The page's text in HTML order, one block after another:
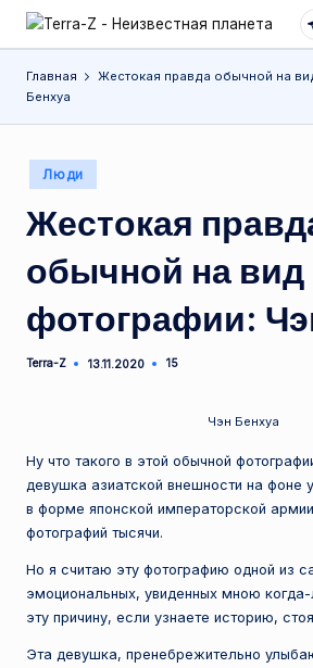
Перейти
содержимому
T
e
a
-
-
Н
е
в
е
с
т
н
а
история,
Главная
Жестокая правда обычной на
Бенхуа
Опубликовано
в
Люди
Жестокая
обычной на вид
фотографии:
Запись
Terra-Z 13.11.2020 15
Чэн Бенхуа
Ну что такого в этой обычной
девушка азиатской внешности на фоне
в форме японской императорской
фотографий тысячи.
Но я считаю эту фотографию одной из
эмоциональных, увиденных мною
эту причину, если узнаете историю,
Эта девушка, пренебрежительно